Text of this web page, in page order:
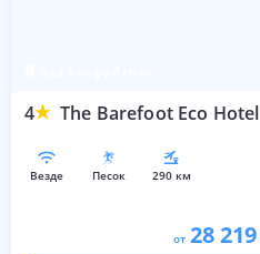
4 The Barefoot Eco Hotel
везде песок 290 км
от 28 219